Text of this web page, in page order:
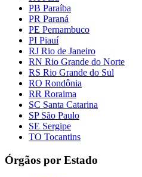
PB Paraíba
PR Paraná
PE Pernambuco
PI Piauí
RJ Rio de Janeiro
RN Rio Grande do Norte
RS Rio Grande do Sul
RO Rondônia
RR Roraima
SC Santa Catarina
SP São Paulo
SE Sergipe
TO Tocantins
Órgãos por Estado